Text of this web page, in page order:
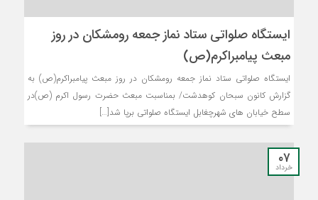
ایستگاه صلواتی ستاد نماز جمعه رومشکان در روز
مبعث پیامبراکرم(ص)
ایستگاه صلواتی ستاد نماز جمعه رومشکان در روز مبعث پیامبراکرم(ص) به
گزارش کانون سبحان کوهدشت/ بمناسبت مبعث حضرت رسول اکرم (ص)در
سطح خیابان های شهرچغابل ایستگاه صلواتی برپا شد[…]
۰۷
خرداد